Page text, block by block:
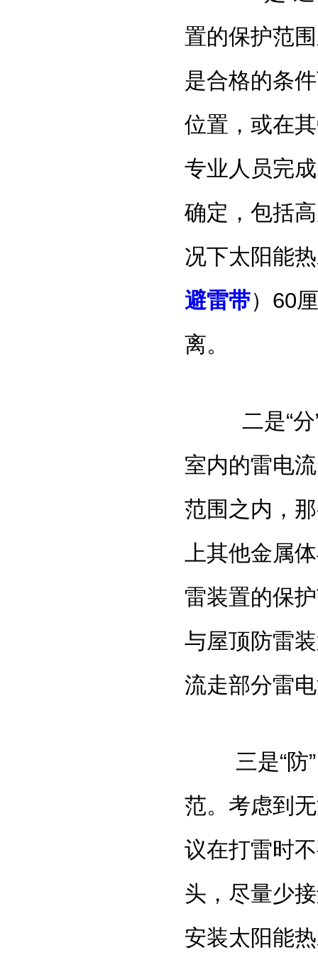
置的保护范
是合格的条
位置，或在
专业人员完
确定，包括
况下太阳能
避雷带）60
离。
二是“分”
室内的雷电
范围之内，
上其他金属
雷装置的保
与屋顶防雷
流走部分雷
三是“防”
范。考虑到
议在打雷时
头，尽量少
安装太阳能